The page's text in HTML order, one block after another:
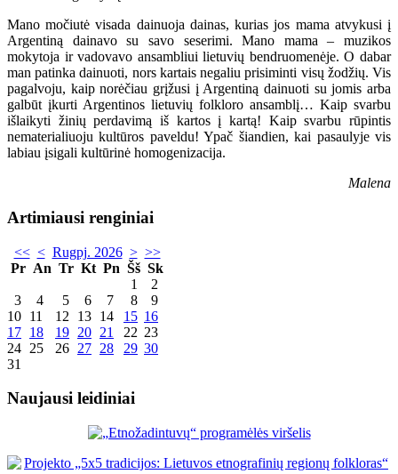
Mano močiutė visada dainuoja dainas, kurias jos mama atvykusi į
Argentiną dainavo su savo seserimi. Mano mama – muzikos
mokytoja ir vadovavo ansambliui lietuvių bendruomenėje. O dabar
man patinka dainuoti, nors kartais negaliu prisiminti visų žodžių. Vis
pagalvoju, kaip norėčiau grįžusi į Argentiną dainuoti su jomis arba
galbūt įkurti Argentinos lietuvių folkloro ansamblį… Kaip svarbu
išlaikyti žinių perdavimą iš kartos į kartą! Kaip svarbu rūpintis
nematerialiuoju kultūros paveldu! Ypač šiandien, kai pasaulyje vis
labiau įsigali kultūrinė homogenizacija.
Malena
Artimiausi renginiai
<< < Rugpj. 2026 > >>
Pr An Tr Kt Pn Šš Sk
1
2
3
4 5 6 7 8
9
10 11 12 13 14 15 16
17 18 19 20 21 22 23
24 25 26 27 28 29 30
31
Naujausi leidiniai